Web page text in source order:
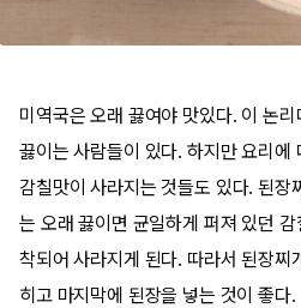
미역국은 오래 끓여야 맛있다. 이 논
끓이는 사람들이 있다. 하지만 요리에
감칠맛이 사라지는 것들도 있다. 된장
는 오래 끓이면 균일하게 퍼져 있던
착되어 사라지게 된다. 따라서 된장찌
히고 마지막에 된장을 넣는 것이 좋다.